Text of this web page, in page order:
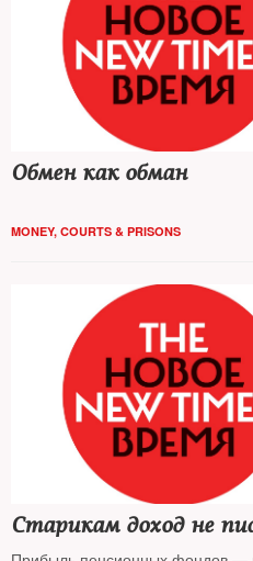
Обмен как обман
MONEY, COURTS & PRISONS
Старикам доход не